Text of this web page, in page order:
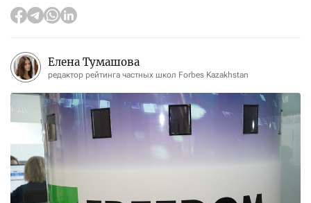
Елена Тумашова
редактор рейтинга частных школ Forbes Kazakhstan